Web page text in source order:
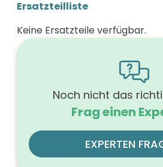
Ersatzteilliste
Keine Ersatzteile verfügbar.
Noch nicht das
Frag einen
EXPERTEN